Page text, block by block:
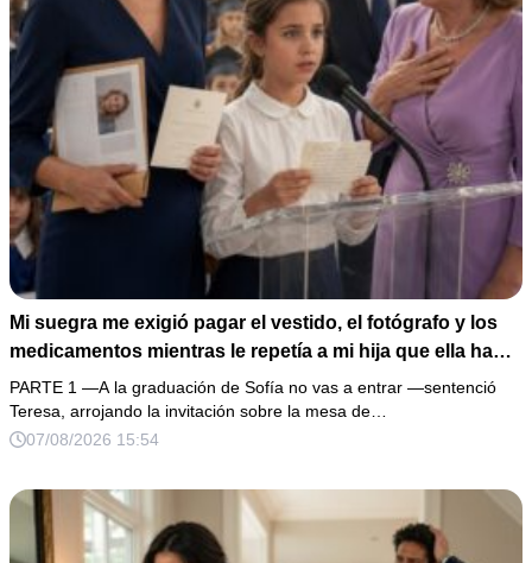
Mi suegra me exigió pagar el vestido, el fotógrafo y los
medicamentos mientras le repetía a mi hija que ella había
comprado cada regalo con sus propios ahorros. Estaba
a punto de transferir el dinero para evitar otra pelea
cuando revisé mis movimientos bancarios y fingí no
la bicicleta que la abuela había entregado como suya,
junto a una fotografía de mi firma enviada por mi esposo
con una instrucción escalofriante: “Haz la última letra
PARTE 1 —A la graduación de Sofía no vas a entrar —sentenció
Teresa, arrojando la invitación sobre la mesa de…
07/08/2026 15:54